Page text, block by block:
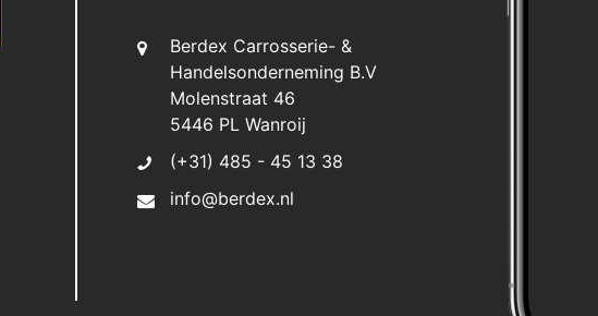
Berdex Carrosserie- &
Handelsonderneming B.V
Molenstraat 46
5446 PL Wanroij
(+31) 485 - 45 13 38
info@berdex.nl